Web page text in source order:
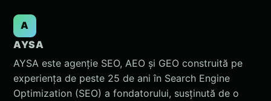
A
AYSA
AYSA este agenție SEO, AEO și GEO construită pe
experiența de peste 25 de ani în Search Engine
Optimization (SEO) a fondatorului, susținută de o